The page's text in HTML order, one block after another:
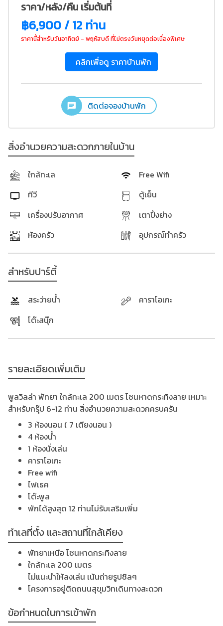
ราคา/หลัง/คืน เริ่มต้นที่
฿6,900 / 12 ท่าน
ราคานี้สำหรับวันอาทิตย์ - พฤหัสบดี ที่ไม่ตรงวันหยุดต่อเนื่องพิเศษ
คลิกเพื่อดู ราคาบ้านพัก
ติดต่อจองบ้านพัก
สิ่งอำนวยความสะดวกภายในบ้าน
ใกล้ทะเล
Free Wifi
ทีวี
ตู้เย็น
เครื่องปรับอากาศ
เตาปิ้งย่าง
ห้องครัว
อุปกรณ์ทำครัว
สำหรับปาร์ตี้
สระว่ายน้ำ
คาราโอเกะ
โต๊ะสนุ๊ก
รายละเอียดเพิ่มเติม
พูลวิลล่า พัทยา ใกล้ทะเล 200 เมตร โซนหาดกระทิงลาย เหมาะ
สำหรับกรุ๊ป 6-12 ท่าน สิ่งอำนวยความสะดวกครบครัน
3 ห้องนอน ( 7 เตียงนอน )
4 ห้องน้ำ
1 ห้องนั่งเล่น
คาราโอเกะ
Free wifi
ไฟเธค
โต๊ะพูล
พักได้สูงสุด 12 ท่านไม่รับเสริมเพิ่ม
ทำเลที่ตั้ง และสถานที่ใกล้เคียง
พัทยาเหนือ โซนหาดกระทิงลาย
ใกล้ทะเล 200 เมตร
ไม่แนะนำให้ลงเล่น เน้นถ่ายรูปชิลๆ
โครงการอยู่ติดถนนสุขุมวิทเดินทางสะดวก
ข้อกำหนดในการเข้าพัก